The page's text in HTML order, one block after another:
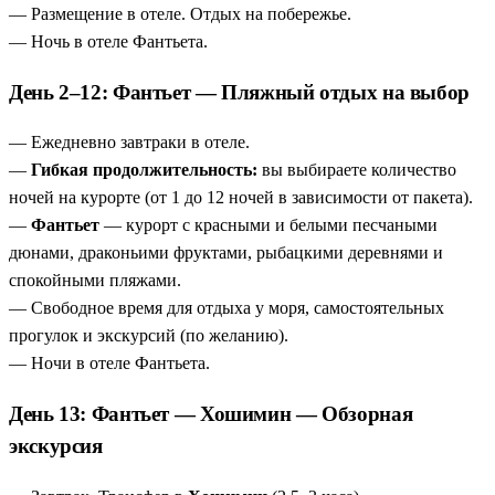
Музей традиционной медицины — 3000 экспонатов
— от каменных инструментов до старинных рецептов и
Дельта Меконга — жизнь на воде— моторная лодка,
услышите больше нигде.
Комфортные трансферы— скоростная трасса
Хошимин – Фантьет (2,5–3 часа) без утомительных
переездов.
— Размещение в отеле. Отдых на побережье.
— Ночь в отеле Фантьета.
День 2–12: Фантьет — Пляжный отдых на выбор
— Ежедневно завтраки в отеле.
— Гибкая продолжительность: вы выбираете количество
ночей на курорте (от 1 до 12 ночей в зависимости от пакета).
— Фантьет — курорт с красными и белыми песчаными
дюнами, драконьими фруктами, рыбацкими деревнями и
спокойными пляжами.
— Свободное время для отдыха у моря, самостоятельных
прогулок и экскурсий (по желанию).
— Ночи в отеле Фантьета.
День 13: Фантьет — Хошимин — Обзорная
экскурсия